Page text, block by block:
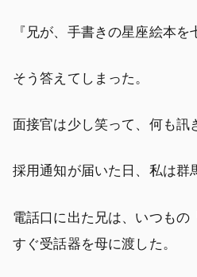
『兄が、手書きの星座絵本を
そう答えてしまった。
面接官は少し笑って、何も訊
採用通知が届いた日、私は群
電話口に出た兄は、いつもの
すぐ受話器を母に渡した。